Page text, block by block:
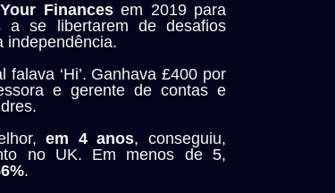
Financesem 2019 para
a se libertarem de desafios
independência.
‘Hi’. Ganhava £400 por
e gerente de contas e
em 4 anos, conseguiu,
no UK. Em menos de 5,
.